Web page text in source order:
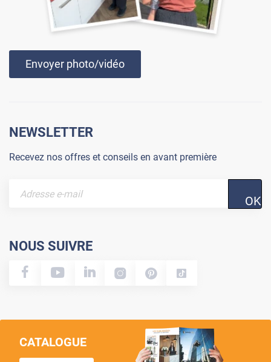
Envoyer photo/vidéo
NEWSLETTER
Recevez nos offres et conseils en avant première
OK
NOUS SUIVRE
CATALOGUE